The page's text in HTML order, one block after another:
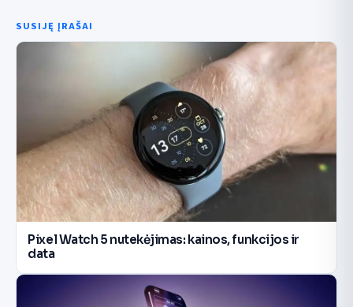
SUSIJĘ ĮRAŠAI
Pixel Watch 5 nutekėjimas: kainos, funkcijos ir
data